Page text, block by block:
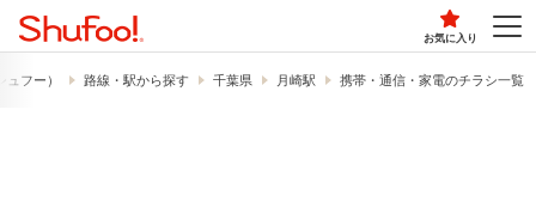
お気に入り
フー） 路線・駅から探す 千葉県 月崎駅 携帯・通信・家電のチラシ一覧